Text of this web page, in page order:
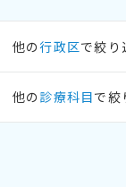
他の行政区で絞り
他の 診療科目で絞